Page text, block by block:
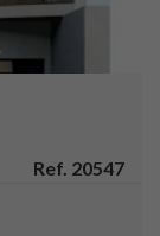
Ref. 20547